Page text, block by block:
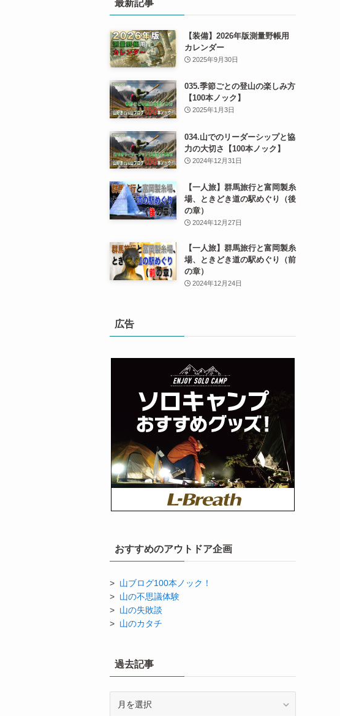
最新記事
【装備】2026年版測量野帳用
カレンダー
2025年9月30日
035.季節ごとの登山の楽しみ方
【100本ノック】
2025年1月3日
034.山でのリーダーシップと協
力の大切さ【100本ノック】
2024年12月31日
【一人旅】群馬旅行と富岡製糸
場、ときどき道の駅めぐり（後
の章）
2024年12月27日
【一人旅】群馬旅行と富岡製糸
場、ときどき道の駅めぐり（前
の章）
2024年12月24日
広告
おすすめのアウトドア企画
> 山ブログ100本ノック！
> 山の不思議体験
> 山の失敗談
> 山のカタチ
過去記事